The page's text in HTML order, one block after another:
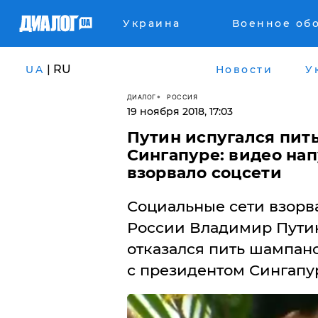
Украина Военное
UA | RU Новости
ДИАЛОГ РОССИЯ
19 ноября 2018, 17:03
Путин испугался
Сингапуре: видео
взорвало соцсети
​Социальные сети
России Владимир
отказался пить
с президентом